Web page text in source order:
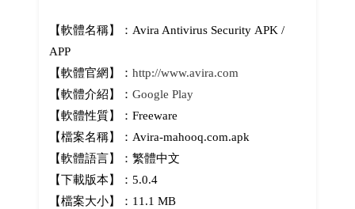
【軟體名稱】：Avira Antivirus Security APK /
APP
【軟體官網】： http://www.avira.com
【軟體介紹】： Google Play
【軟體性質】：Freeware
【檔案名稱】：Avira-mahooq.com.apk
【軟體語言】：繁體中文
【下載版本】：5.0.4
【檔案大小】：11.1 MB